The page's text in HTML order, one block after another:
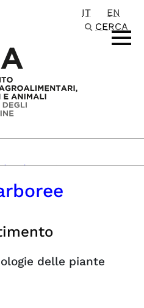
IT
EN
CERCA
in aggiornamento -
delle piante